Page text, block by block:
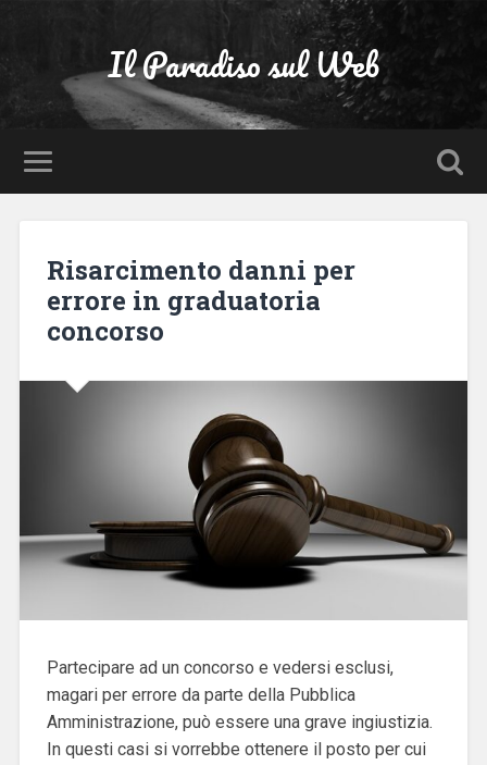
Il Paradiso sul Web
Risarcimento danni per
errore in graduatoria
concorso
Partecipare ad un concorso e vedersi esclusi,
magari per errore da parte della Pubblica
Amministrazione, può essere una grave ingiustizia.
In questi casi si vorrebbe ottenere il posto per cui